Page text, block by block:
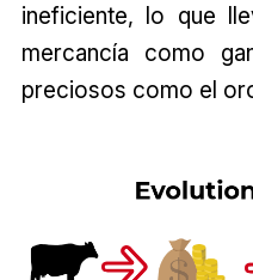
ineficiente, lo que
mercancía como
preciosos como el